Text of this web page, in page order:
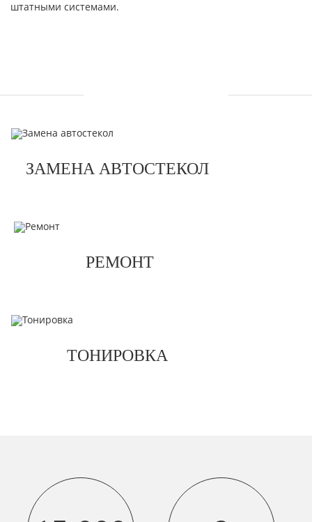
штатными системами.
ЗАМЕНА АВТОСТЕКОЛ
РЕМОНТ
ТОНИРОВКА